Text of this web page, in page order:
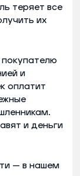
теряет все
их
и
оплатит
и деньги
— в нашем